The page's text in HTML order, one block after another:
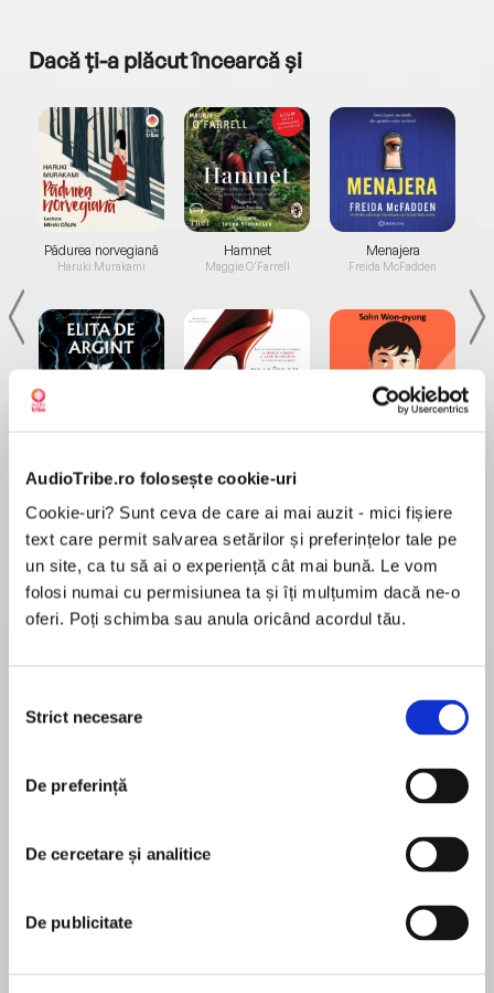
AudioTribe.ro folosește cookie-uri
Cookie-uri? Sunt ceva de care ai mai auzit - mici fișiere
text care permit salvarea setărilor și preferințelor tale pe
un site, ca tu să ai o experiență cât mai bună. Le vom
folosi numai cu permisiunea ta și îți mulțumim dacă ne-o
oferi. Poți schimba sau anula oricând acordul tău.
consimțământului
Strict necesare
De preferință
De cercetare și analitice
De publicitate
Dacă ți-a plăcut încearcă și
Pădurea norvegiană
Haruki Murakami
de...
Dani Francis
Hamnet
Maggie O'Farrell
la...
Lauren Weisberger
Menajera
Freida McFadden
Desprecarte
The deadliest secrets lie closest to home…
friends since college. Twenty years on, they all
perfect families, perfect houses, perfect lives…
between these three women.
Except for a betrayal.
Nothing could turn them against each other.
În acest moment nu există recenzii
Pamela Crane
PAMELA CRANE is a professional juggler. Not one
who can toss flaming torches in the air (though